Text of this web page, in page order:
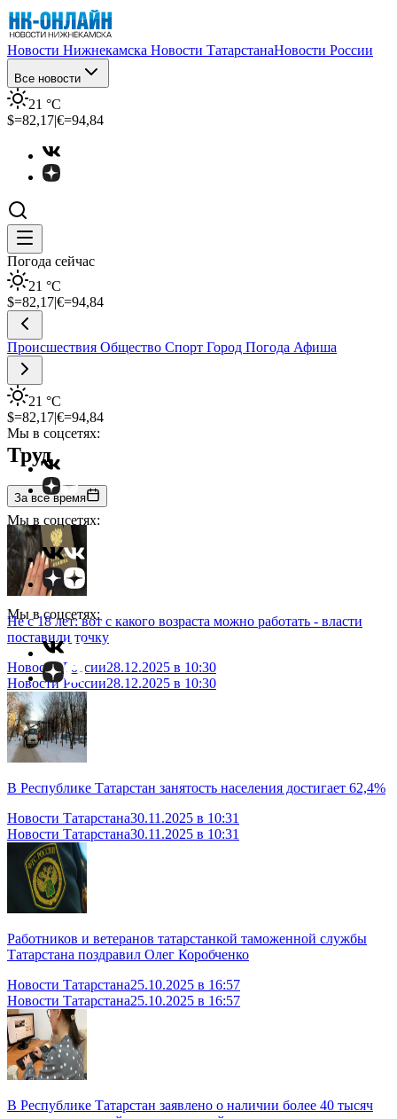
Новости Нижнекамска Новости ТатарстанаНовости России
Все новости
21 °C
$=82,17|€=94,84
Погода сейчас
21 °C
$=82,17|€=94,84
Происшествия Общество Спорт Город Погода Афиша
21 °C
$=82,17|€=94,84
Мы в соцсетях:
Мы в соцсетях:
Мы в соцсетях:
Труд
За все время
Не с 18 лет: вот с какого возраста можно работать - власти
поставили точку
Новости России28.12.2025 в 10:30
Новости России28.12.2025 в 10:30
В Республике Татарстан занятость населения достигает 62,4%
Новости Татарстана30.11.2025 в 10:31
Новости Татарстана30.11.2025 в 10:31
Работников и ветеранов татарстанкой таможенной службы
Татарстана поздравил Олег Коробченко
Новости Татарстана25.10.2025 в 16:57
Новости Татарстана25.10.2025 в 16:57
В Республике Татарстан заявлено о наличии более 40 тысяч